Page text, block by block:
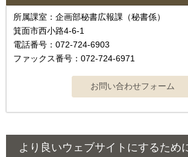
所属課室：企画部秘書広報課（秘書係）
箕面市西小路4‐6‐1
電話番号：072-724-6903
ファックス番号：072-724-6971
より良いウェブサイトにするため